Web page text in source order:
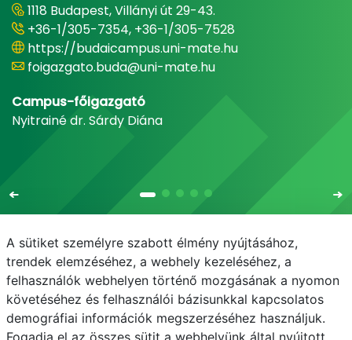
1118 Budapest, Villányi út 29-43.
+36-1/305-7354, +36-1/305-7528
https://budaicampus.uni-mate.hu
foigazgato.buda@uni-mate.hu
Campus-főigazgató
Nyitrainé dr. Sárdy Diána
E-mail Telefonkönyv NEPTUN
E-learning
Adatvédelem
A sütiket személyre szabott élmény nyújtásához,
trendek elemzéséhez, a webhely kezeléséhez, a
felhasználók webhelyen történő mozgásának a nyomon
követéséhez és felhasználói bázisunkkal kapcsolatos
demográfiai információk megszerzéséhez használjuk.
Fogadja el az összes sütit a webhelyünk által nyújtott